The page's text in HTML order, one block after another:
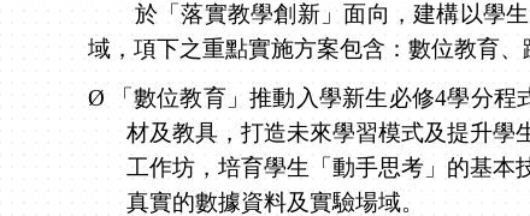
於「落實教學創新」面向，建構以學
域，項下之重點實施方案包含：數位教育
Ø
「數位教育」推動入學新生必修4學分程
材及教具，打造未來學習模式及提升學
工作坊，培育學生「動手思考」的基本
真實的數據資料及實驗場域。